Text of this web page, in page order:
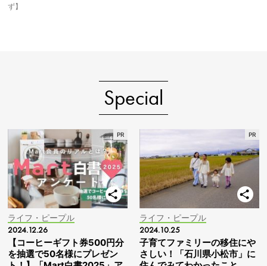
ず】
Special
ライフ・ピープル
2024.12.26
【コーヒーギフト券500円分
を抽選で50名様にプレゼン
ライフ・ピープル
2024.10.25
子育てファミリーの移住にや
さしい！「石川県小松市」に